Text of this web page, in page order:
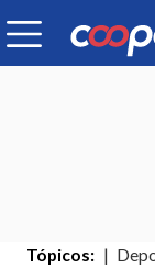
Tópicos: